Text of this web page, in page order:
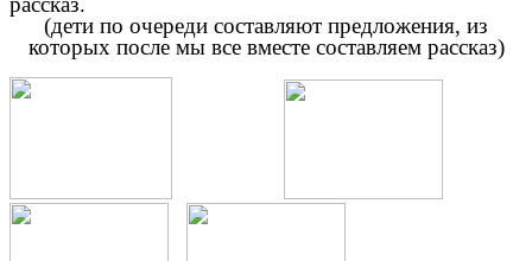
(дети по очереди составляют предложения, из
которых после мы все вместе составляем рассказ)